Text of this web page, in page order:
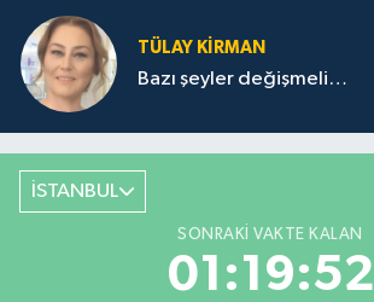
TÜLAY KİRMAN
Bazı şeyler değişmeli…
İSTANBUL
SONRAKI VAKTE KALAN
01:19:52